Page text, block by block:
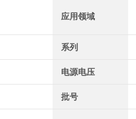
应用领域
系列
电源电压
批号